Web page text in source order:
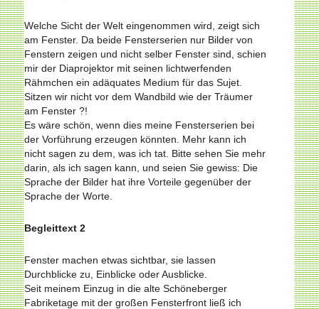
Welche Sicht der Welt eingenommen wird, zeigt sich
am Fenster. Da beide Fensterserien nur Bilder von
Fenstern zeigen und nicht selber Fenster sind, schien
mir der Diaprojektor mit seinen lichtwerfenden
Rähmchen ein adäquates Medium für das Sujet.
Sitzen wir nicht vor dem Wandbild wie der Träumer
am Fenster ?!
Es wäre schön, wenn dies meine Fensterserien bei
der Vorführung erzeugen könnten. Mehr kann ich
nicht sagen zu dem, was ich tat. Bitte sehen Sie mehr
darin, als ich sagen kann, und seien Sie gewiss: Die
Sprache der Bilder hat ihre Vorteile gegenüber der
Sprache der Worte.
Begleittext 2
Fenster machen etwas sichtbar, sie lassen
Durchblicke zu, Einblicke oder Ausblicke.
Seit meinem Einzug in die alte Schöneberger
Fabriketage mit der großen Fensterfront ließ ich